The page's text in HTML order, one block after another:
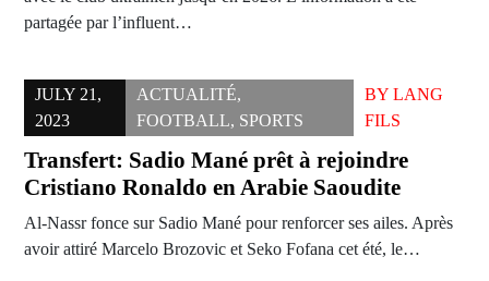
partagée par l’influent…
JULY 21,
2023
ACTUALITÉ,
FOOTBALL, SPORTS
BYLANG
FILS
Transfert: Sadio Mané prêt à rejoindre
Cristiano Ronaldo en Arabie Saoudite
Al-Nassr fonce sur Sadio Mané pour renforcer ses ailes. Après
avoir attiré Marcelo Brozovic et Seko Fofana cet été, le…